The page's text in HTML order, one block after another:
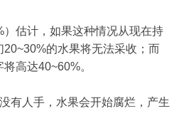
）估计，如果这种情况从现在持
的水果将无法采收；而
高达40~60%。
有人手，水果会开始腐烂，产生